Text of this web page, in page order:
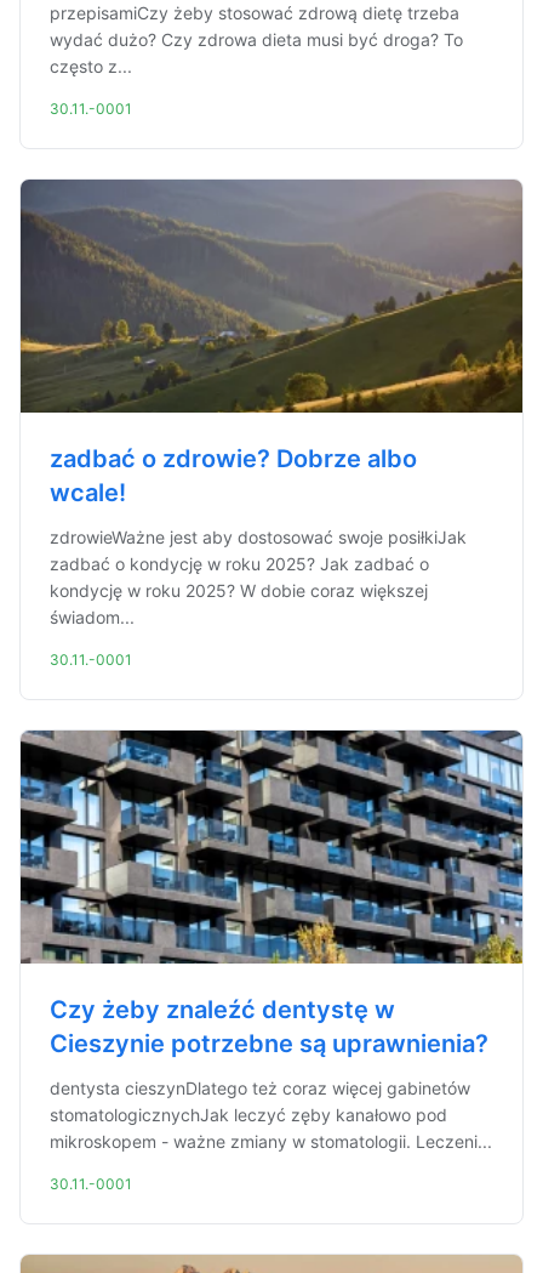
przepisamiCzy żeby stosować zdrową dietę trzeba
wydać dużo? Czy zdrowa dieta musi być droga? To
często z...
30.11.-0001
zadbać o zdrowie? Dobrze albo
wcale!
zdrowieWażne jest aby dostosować swoje posiłkiJak
zadbać o kondycję w roku 2025? Jak zadbać o
kondycję w roku 2025? W dobie coraz większej
świadom...
30.11.-0001
Czy żeby znaleźć dentystę w
Cieszynie potrzebne są uprawnienia?
dentysta cieszynDlatego też coraz więcej gabinetów
stomatologicznychJak leczyć zęby kanałowo pod
mikroskopem - ważne zmiany w stomatologii. Leczeni...
30.11.-0001